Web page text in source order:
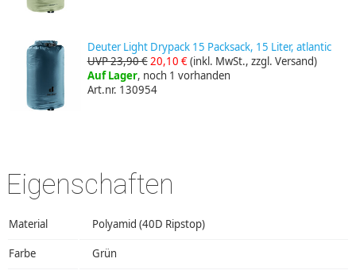
Deuter Light Drypack 15 Packsack, 15 Liter, atlantic
UVP 23,90 €20,10 €(inkl. MwSt., zzgl. Versand)
Auf Lager, noch 1 vorhanden
Art.nr. 130954
Eigenschaften
Material Polyamid (40D Ripstop)
Farbe Grün